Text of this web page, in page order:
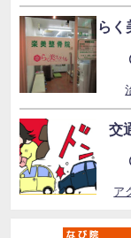
らく
交
ア